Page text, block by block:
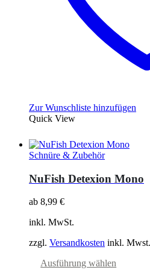
Zur Wunschliste hinzufügen
Quick View
Schnüre & Zubehör
NuFish Detexion Mono
ab 8,99 €
inkl. MwSt.
zzgl. Versandkosten inkl. Mwst.
Ausführung wählen